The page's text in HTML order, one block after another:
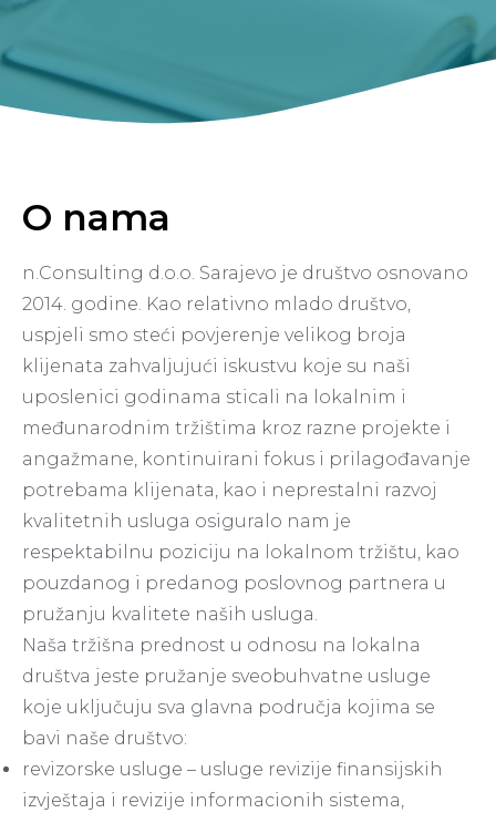
O nama
n.Consulting d.o.o. Sarajevo je društvo osnovano
2014. godine. Kao relativno mlado društvo,
uspjeli smo steći povjerenje velikog broja
klijenata zahvaljujući iskustvu koje su naši
uposlenici godinama sticali na lokalnim i
međunarodnim tržištima kroz razne projekte i
angažmane, kontinuirani fokus i prilagođavanje
potrebama klijenata, kao i neprestalni razvoj
kvalitetnih usluga osiguralo nam je
respektabilnu poziciju na lokalnom tržištu, kao
pouzdanog i predanog poslovnog partnera u
pružanju kvalitete naših usluga.
Naša tržišna prednost u odnosu na lokalna
društva jeste pružanje sveobuhvatne usluge
koje uključuju sva glavna područja kojima se
bavi naše društvo:
revizorske usluge – usluge revizije finansijskih
izvještaja i revizije informacionih sistema,